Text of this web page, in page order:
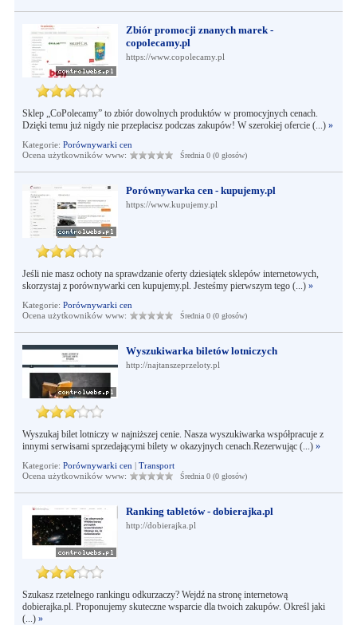
Zbiór promocji znanych marek -
copolecamy.pl
https://www.copolecamy.pl
Sklep „CoPolecamy” to zbiór dowolnych produktów w promocyjnych cenach.
Dzięki temu już nigdy nie przepłacisz podczas zakupów! W szerokiej ofercie (...) »
Kategorie: Porównywarki cen
Ocena użytkowników www:
Średnia 0 (0 głosów)
Porównywarka cen - kupujemy.pl
https://www.kupujemy.pl
Jeśli nie masz ochoty na sprawdzanie oferty dziesiątek sklepów internetowych,
skorzystaj z porównywarki cen kupujemy.pl. Jesteśmy pierwszym tego (...) »
Kategorie: Porównywarki cen
Ocena użytkowników www:
Średnia 0 (0 głosów)
Wyszukiwarka biletów lotniczych
http://najtanszeprzeloty.pl
Wyszukaj bilet lotniczy w najniższej cenie. Nasza wyszukiwarka współpracuje z
innymi serwisami sprzedającymi bilety w okazyjnych cenach.Rezerwując (...) »
Kategorie: Porównywarki cen | Transport
Ocena użytkowników www:
Średnia 0 (0 głosów)
Ranking tabletów - dobierajka.pl
http://dobierajka.pl
Szukasz rzetelnego rankingu odkurzaczy? Wejdź na stronę internetową
dobierajka.pl. Proponujemy skuteczne wsparcie dla twoich zakupów. Określ jaki
(...) »